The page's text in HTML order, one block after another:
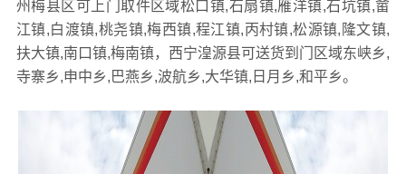
州梅县区可上门取件区域松口镇,石扇镇,雁洋镇,石坑镇,畲
江镇,白渡镇,桃尧镇,梅西镇,程江镇,丙村镇,松源镇,隆文镇,
扶大镇,南口镇,梅南镇，西宁湟源县可送货到门区域东峡乡,
寺寨乡,申中乡,巴燕乡,波航乡,大华镇,日月乡,和平乡。